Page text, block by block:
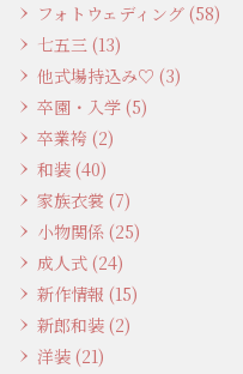
フォトウェディング (58)
七五三 (13)
他式場持込み♡ (3)
卒園・入学 (5)
卒業袴 (2)
和装 (40)
家族衣裳 (7)
小物関係 (25)
成人式 (24)
新作情報 (15)
新郎和装 (2)
洋装 (21)